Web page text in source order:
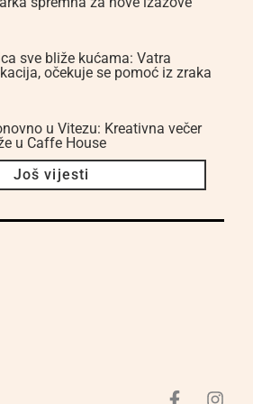
sve bliže kućama: Vatra
očekuje se pomoć iz zraka
u Vitezu: Kreativna večer
u Caffe House
Još vijesti